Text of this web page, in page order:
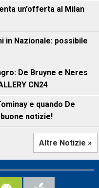
un'offerta al Milan
in Nazionale: possibile
De Bruyne e Neres
CN24
e quando De
notizie!
Altre Notizie »